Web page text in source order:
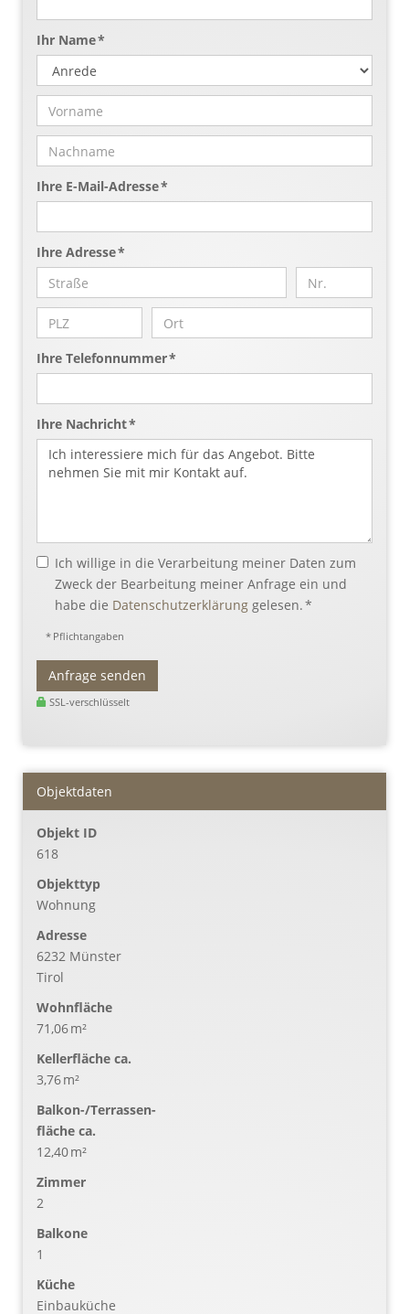
Ihr Name *
Ihre E-Mail-Adresse *
Ihre Adresse *
Ihre Telefonnummer *
Ihre Nachricht *
Ich willige in die Verarbeitung meiner Daten zum
Zweck der Bearbeitung meiner Anfrage ein und
habe die Datenschutzerklärung gelesen. *
* Pflichtangaben
Anfrage senden
SSL-verschlüsselt
Objektdaten
Objekt ID
618
Objekttyp
Wohnung
Adresse
6232 Münster
Tirol
Wohnfläche
71,06 m²
Kellerfläche ca.
3,76 m²
Balkon-/Terrassen­
fläche ca.
12,40 m²
Zimmer
2
Balkone
1
Küche
Einbauküche